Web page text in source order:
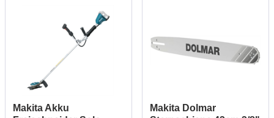
Makita Akku
Makita Dolmar